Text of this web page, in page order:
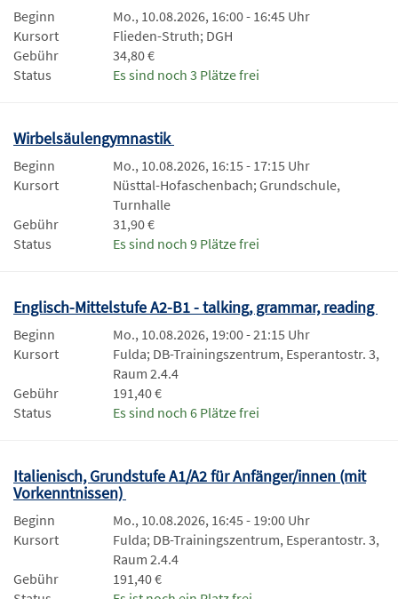
Beginn
Mo., 10.08.2026, 16:00 - 16:45 Uhr
Kursort
Flieden-Struth; DGH
Gebühr
34,80 €
Status
Es sind noch 3 Plätze frei
Wirbelsäulengymnastik
Beginn
Mo., 10.08.2026, 16:15 - 17:15 Uhr
Kursort
Nüsttal-Hofaschenbach; Grundschule,
Turnhalle
Gebühr
31,90 €
Status
Es sind noch 9 Plätze frei
Englisch-Mittelstufe A2-B1 - talking, grammar, reading
Beginn
Mo., 10.08.2026, 19:00 - 21:15 Uhr
Kursort
Fulda; DB-Trainingszentrum, Esperantostr. 3,
Raum 2.4.4
Gebühr
191,40 €
Status
Es sind noch 6 Plätze frei
Italienisch, Grundstufe A1/A2 für Anfänger/innen (mit
Vorkenntnissen)
Beginn
Mo., 10.08.2026, 16:45 - 19:00 Uhr
Kursort
Fulda; DB-Trainingszentrum, Esperantostr. 3,
Raum 2.4.4
Gebühr
191,40 €